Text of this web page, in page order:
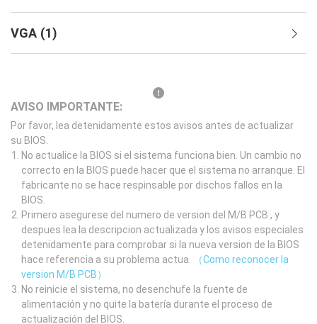
VGA (1)
AVISO IMPORTANTE:
Por favor, lea detenidamente estos avisos antes de actualizar
su BIOS.
No actualice la BIOS si el sistema funciona bien. Un cambio no
correcto en la BIOS puede hacer que el sistema no arranque. El
fabricante no se hace respinsable por dischos fallos en la
BIOS.
Primero asegurese del numero de version del M/B PCB , y
despues lea la descripcion actualizada y los avisos especiales
detenidamente para comprobar si la nueva version de la BIOS
hace referencia a su problema actua.
（Como reconocer la
version M/B PCB）
No reinicie el sistema, no desenchufe la fuente de
alimentación y no quite la batería durante el proceso de
actualización del BIOS.